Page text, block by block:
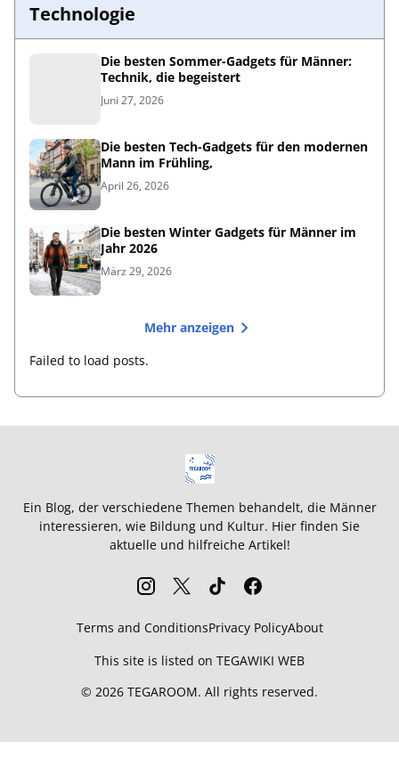
Technologie
Die besten Sommer-Gadgets für Männer:
Technik, die begeistert
Juni 27, 2026
Die besten Tech-Gadgets für den modernen
Mann im Frühling,
April 26, 2026
Die besten Winter Gadgets für Männer im
Jahr 2026
März 29, 2026
Mehr anzeigen
Failed to load posts.
Ein Blog, der verschiedene Themen behandelt, die Männer
interessieren, wie Bildung und Kultur. Hier finden Sie
aktuelle und hilfreiche Artikel!
Terms and ConditionsPrivacy PolicyAbout
This site is listed on TEGAWIKI WEB
© 2026 TEGAROOM. All rights reserved.